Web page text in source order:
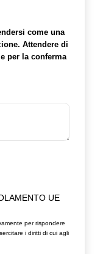
come una
Attendere di
per la conferma
UE
per rispondere
i diritti di cui agli